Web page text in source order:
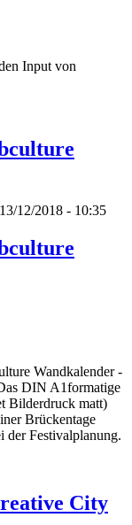
Input von
12/2018 - 10:35
Wandkalender -
DIN A1formatige
Bilderdruck matt)
Brückentage
der Festivalplanung.
City